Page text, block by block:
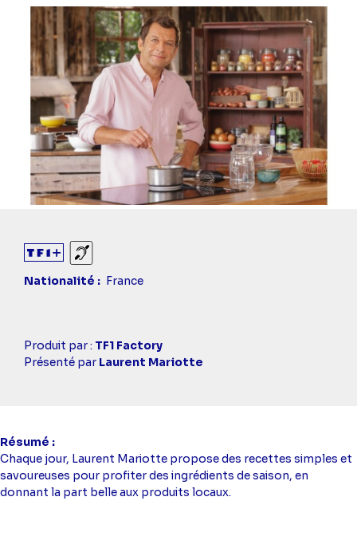
Sourds et malentendants
Nationalité
France
Casting
simba
Produit par : TF1 Factory
Présenté par Laurent Mariotte
Résumé
Chaque jour, Laurent Mariotte propose des recettes simples et
savoureuses pour profiter des ingrédients de saison, en
donnant la part belle aux produits locaux.